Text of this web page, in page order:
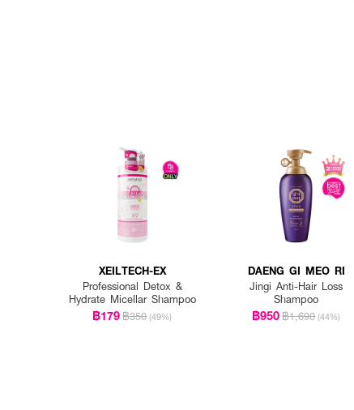
XEILTECH-EX
Professional Detox &
Hydrate Micellar Shampoo
฿179฿350 (49%)
DAENG GI MEO RI
Jingi Anti-Hair Loss
Shampoo
฿950฿1,690 (44%)